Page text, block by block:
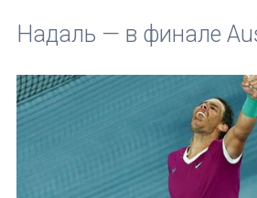
Надаль — в финале